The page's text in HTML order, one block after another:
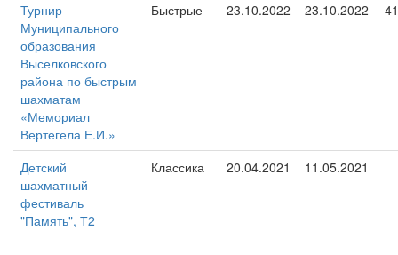
Турнир
Муниципального
образования
Выселковского
района по быстрым
шахматам
«Мемориал
Вертегела Е.И.»
Быстрые 23.10.2022 23.10.2022 41
Детский
шахматный
фестиваль
"Память", Т2
Классика 20.04.2021 11.05.2021